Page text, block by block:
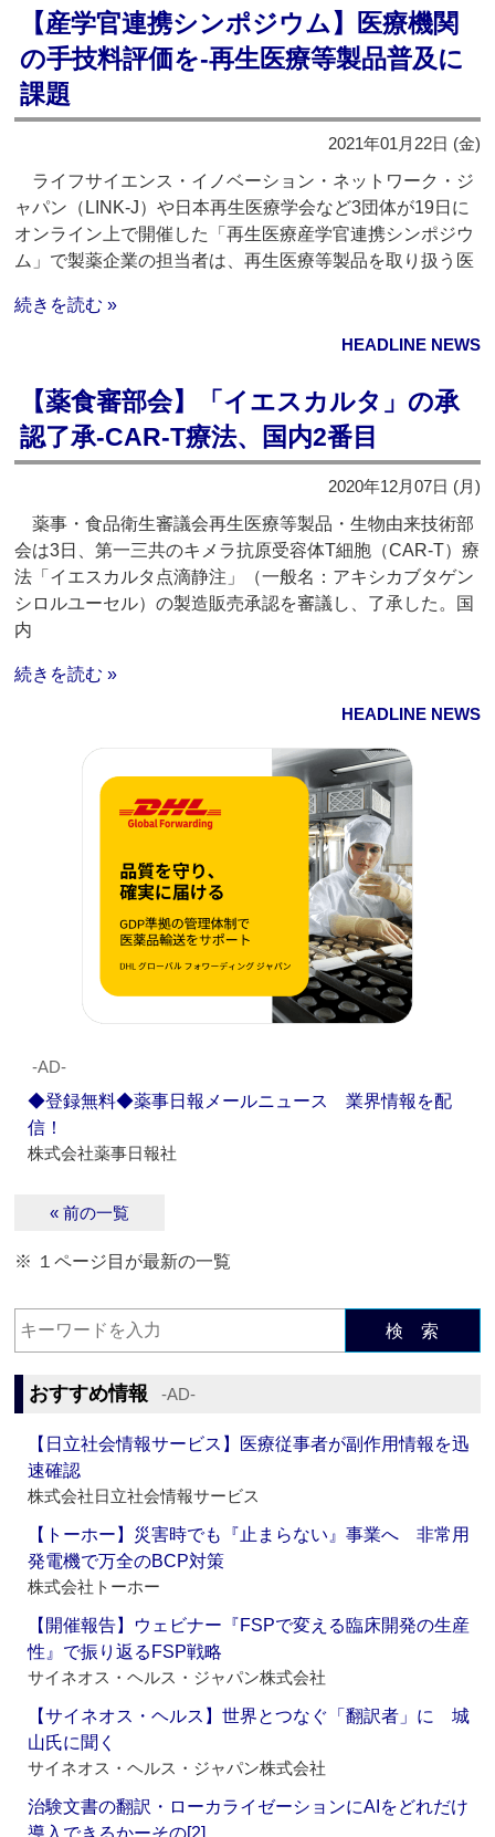
【産学官連携シンポジウム】医療機関
の手技料評価を‐再生医療等製品普及に
課題
2021年01月22日 (金)
ライフサイエンス・イノベーション・ネットワーク・ジ
ャパン（LINK-J）や日本再生医療学会など3団体が19日に
オンライン上で開催した「再生医療産学官連携シンポジウ
ム」で製薬企業の担当者は、再生医療等製品を取り扱う医
続きを読む »
HEADLINE NEWS
【薬食審部会】「イエスカルタ」の承
認了承‐CAR-T療法、国内2番目
2020年12月07日 (月)
薬事・食品衛生審議会再生医療等製品・生物由来技術部
会は3日、第一三共のキメラ抗原受容体T細胞（CAR-T）療
法「イエスカルタ点滴静注」（一般名：アキシカブタゲン
シロルユーセル）の製造販売承認を審議し、了承した。国
内
続きを読む »
HEADLINE NEWS
‐AD‐
◆登録無料◆薬事日報メールニュース 業界情報を配
信！
株式会社薬事日報社
« 前の一覧
※ １ページ目が最新の一覧
検 索
おすすめ情報 ‐AD‐
【日立社会情報サービス】医療従事者が副作用情報を迅
速確認
株式会社日立社会情報サービス
【トーホー】災害時でも『止まらない』事業へ 非常用
発電機で万全のBCP対策
株式会社トーホー
【開催報告】ウェビナー『FSPで変える臨床開発の生産
性』で振り返るFSP戦略
サイネオス・ヘルス・ジャパン株式会社
【サイネオス・ヘルス】世界とつなぐ「翻訳者」に 城
山氏に聞く
サイネオス・ヘルス・ジャパン株式会社
治験文書の翻訳・ローカライゼーションにAIをどれだけ